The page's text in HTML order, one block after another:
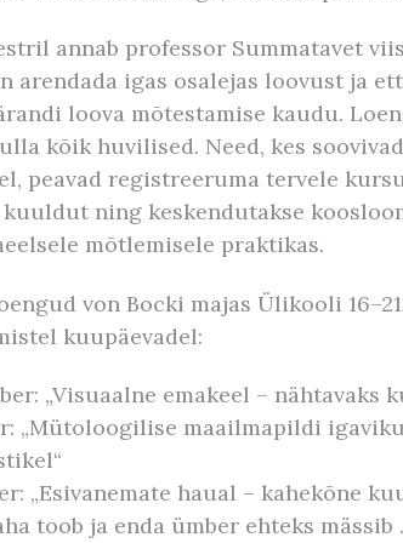
annab professor Summatavet
arendada igas osalejas loovust ja
loova mõtestamise kaudu.
kõik huvilised. Need, kes
peavad registreeruma tervele
ning keskendutakse
mõtlemisele praktikas.
von Bocki majas Ülikooli
kuupäevadel:
„Visuaalne emakeel –
„Mütoloogilise maailmapildi
„Esivanemate haual – kahekõne
toob ja enda ümber ehteks mässib